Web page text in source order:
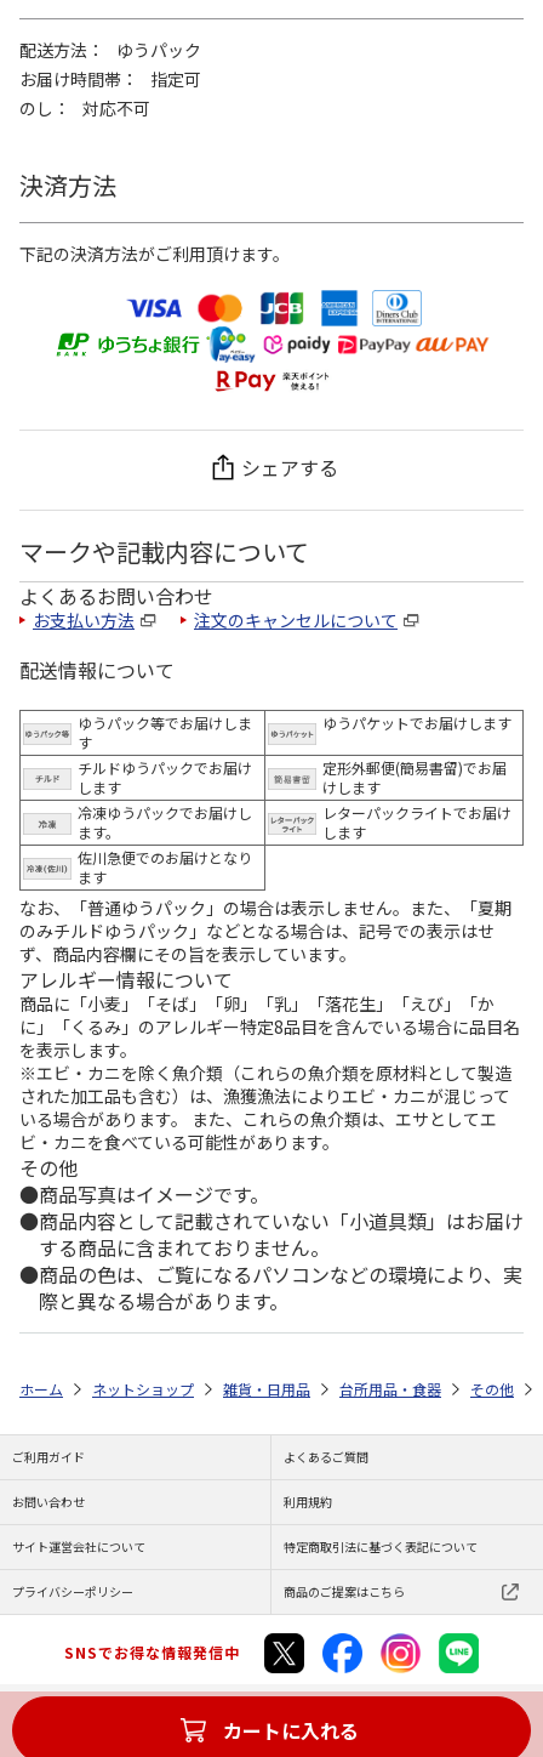
配送方法
ゆうパック
お届け時間帯
指定可
のし
対応不可
決済方法
下記の決済方法がご利用頂けます。
シェアする
マークや記載内容について
よくあるお問い合わせ
お支払い方法 注文のキャンセルについて
配送情報について
ゆうパック等でお届けしま
す
ゆうパケットでお届けします
チルドゆうパックでお届け
します
定形外郵便(簡易書留)でお届
けします
冷凍ゆうパックでお届けし
ます。
レターパックライトでお届け
します
佐川急便でのお届けとなり
ます
なお、「普通ゆうパック」の場合は表示しません。また、「夏期
のみチルドゆうパック」などとなる場合は、記号での表示はせ
ず、商品内容欄にその旨を表示しています。
アレルギー情報について
商品に「小麦」「そば」「卵」「乳」「落花生」「えび」「か
に」「くるみ」のアレルギー特定8品目を含んでいる場合に品目名
を表示します。
※エビ・カニを除く魚介類（これらの魚介類を原材料として製造
された加工品も含む）は、漁獲漁法によりエビ・カニが混じって
いる場合があります。 また、これらの魚介類は、エサとしてエ
ビ・カニを食べている可能性があります。
その他
商品写真はイメージです。
商品内容として記載されていない「小道具類」はお届け
する商品に含まれておりません。
商品の色は、ご覧になるパソコンなどの環境により、実
際と異なる場合があります。
カートに入れる
ホーム ネットショップ 雑貨・日用品 台所用品・食器 その他
ご利用ガイド よくあるご質問
お問い合わせ 利用規約
サイト運営会社について 特定商取引法に基づく表記について
プライバシーポリシー 商品のご提案はこちら
SNSでお得な情報発信中